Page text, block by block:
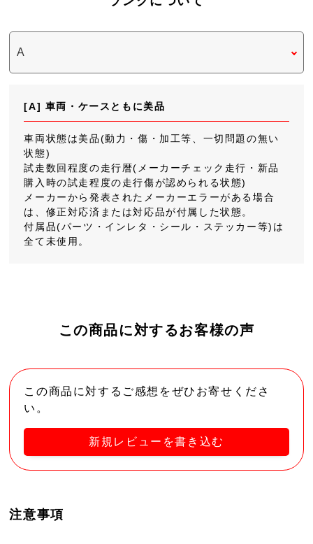
[A] 車両・ケースともに美品
車両状態は美品(動力・傷・加工等、一切問題の無い
状態)
試走数回程度の走行暦(メーカーチェック走行・新品
購入時の試走程度の走行傷が認められる状態)
メーカーから発表されたメーカーエラーがある場合
は、修正対応済または対応品が付属した状態。
付属品(パーツ・インレタ・シール・ステッカー等)は
全て未使用。
この商品に対するお客様の声
この商品に対するご感想をぜひお寄せくださ
い。
新規レビューを書き込む
注意事項